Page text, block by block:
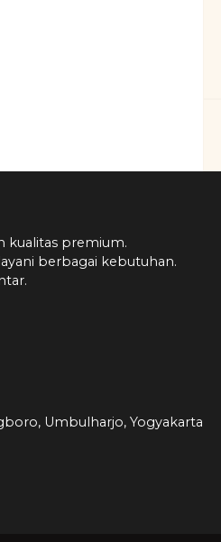
kualitas premium.
berbagai kebutuhan.
Umbulharjo, Yogyakarta